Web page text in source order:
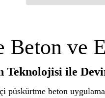
Beton ve
Teknolojisi ile
beton